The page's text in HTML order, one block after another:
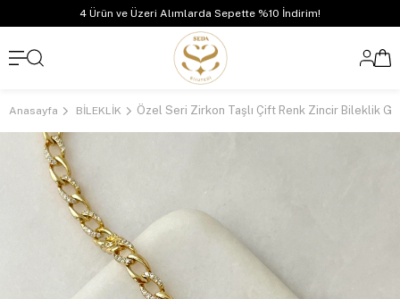
4 Ürün ve Üzeri Alımlarda Sepette %10 İndirim!
Anasayfa BİLEKLİK Özel Seri Zirkon Taşlı Çift Renk Zincir Bileklik